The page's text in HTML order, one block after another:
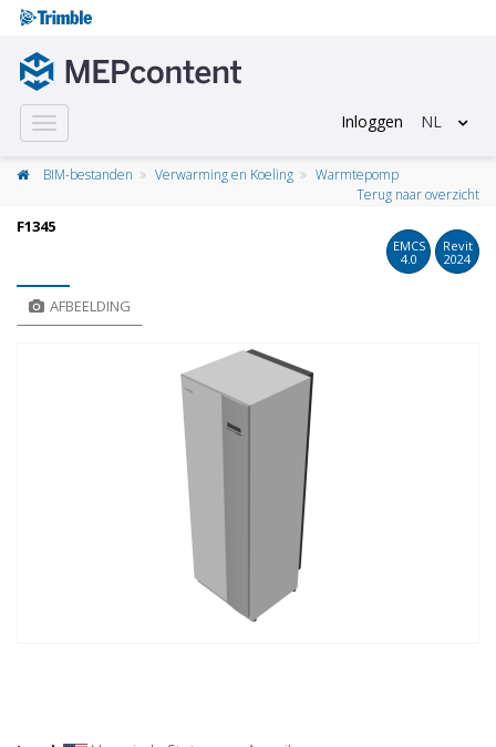
Toggle
navigation
Inloggen NL
BIM-bestanden Verwarming en Koeling
Warmtepomp
Terug naar overzicht
F1345
EMCS
4.0
Revit
2024
AFBEELDING